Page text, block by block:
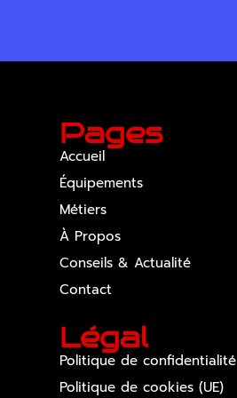
Pages
Accueil
Équipements
Métiers
À Propos
Conseils & Actualité
Contact
Légal
Politique de confidentialité
Politique de cookies (UE)